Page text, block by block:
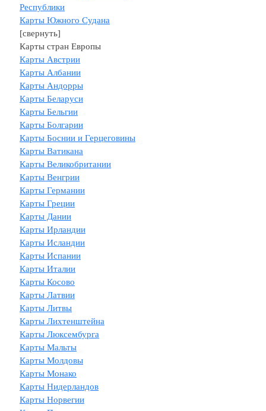
Республики
Карты Южного Судана
[свернуть]
Карты стран Европы
Карты Австрии
Карты Албании
Карты Андорры
Карты Беларуси
Карты Бельгии
Карты Болгарии
Карты Боснии и Герцеговины
Карты Ватикана
Карты Великобритании
Карты Венгрии
Карты Германии
Карты Греции
Карты Дании
Карты Ирландии
Карты Исландии
Карты Испании
Карты Италии
Карты Косово
Карты Латвии
Карты Литвы
Карты Лихтенштейна
Карты Люксембурга
Карты Мальты
Карты Молдовы
Карты Монако
Карты Нидерландов
Карты Норвегии